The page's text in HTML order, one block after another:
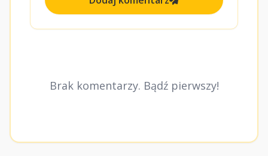
Brak komentarzy. Bądź pierwszy!